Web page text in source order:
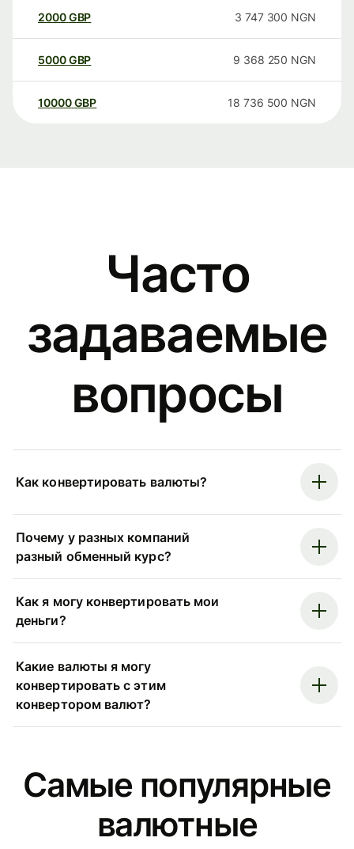
2000GBP 3 747 300 NGN
5000GBP 9 368 250 NGN
10000 GBP 18 736 500 NGN
Часто
задаваемые
вопросы
Как конвертировать валюты?
Почему у разных компаний
разный обменный курс?
Как я могу конвертировать мои
деньги?
Какие валюты я могу
конвертировать с этим
конвертором валют?
Самые популярные
валютные